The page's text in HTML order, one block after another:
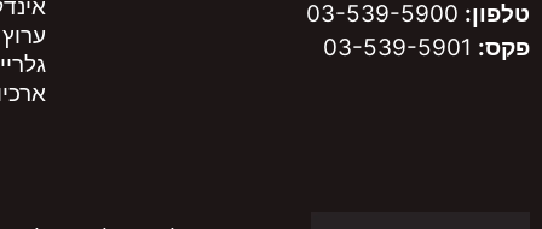
טלפון: 03-539-5900
פקס: